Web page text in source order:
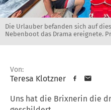
Die Urlauber befanden sich auf
Nebenboot das Drama ereignete.
Von:
Teresa Klotzner
Uns hat die Brixnerin die